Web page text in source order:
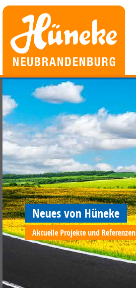
Neues von Hüneke
Aktuelle Projekte und Referenzen